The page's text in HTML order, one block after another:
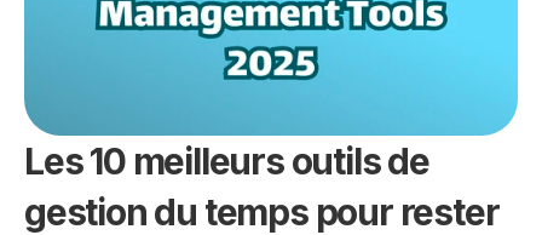
Les 10 meilleurs outils de
gestion du temps pour rester